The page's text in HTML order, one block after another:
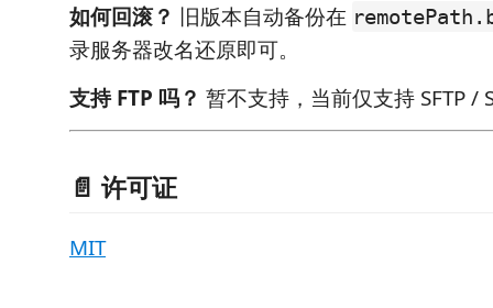
如何回滚？ 旧版本自动备份在
录服务器改名还原即可。
支持 FTP 吗？ 暂不支持，当前仅支持 SFTP /
📄 许可证
MIT